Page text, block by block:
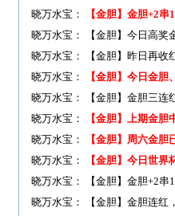
晓万水宝：
【金胆】金胆+2
晓万水宝：
【金胆】今日高奖
晓万水宝：
【金胆】昨日再
晓万水宝：
【金胆】今日金胆
晓万水宝：
【金胆】金胆三
晓万水宝：
【金胆】上期金
晓万水宝：
【金胆】周六金
晓万水宝：
【金胆】今日世
晓万水宝：
【金胆】金胆+2
晓万水宝：
【金胆】金胆连红